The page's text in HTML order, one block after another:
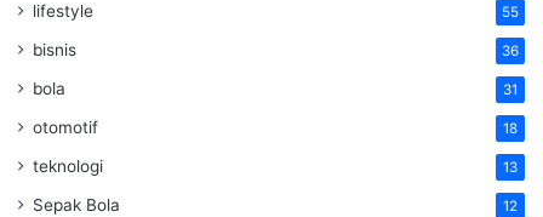
lifestyle 55
bisnis 36
bola 31
otomotif 18
teknologi 13
Sepak Bola 12